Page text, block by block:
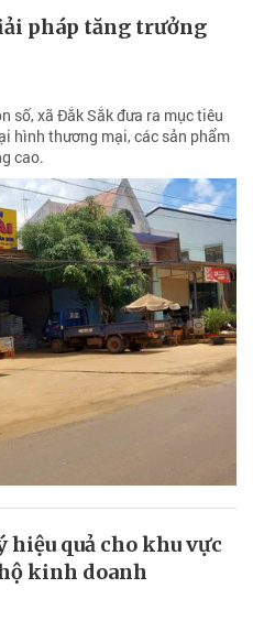
pháp tăng trưởng
số, xã Đắk Sắk đưa ra mục tiêu
hình thương mại, các sản phẩm
cao.
quả cho khu vực
kinh doanh